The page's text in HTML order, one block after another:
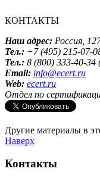
КОНТАКТЫ
Наш адрес: Россия,
Тел.: +7 (495) 215-07-
Тел.: 8 (800) 333-40-34
Email: info@ecert.ru
Web: ecert.ru
Отдел по
Другие материалы в
Наверх
Контакты